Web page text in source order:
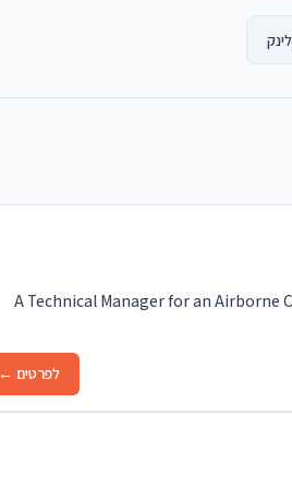
A Technical Manager for an
לפרטים ←